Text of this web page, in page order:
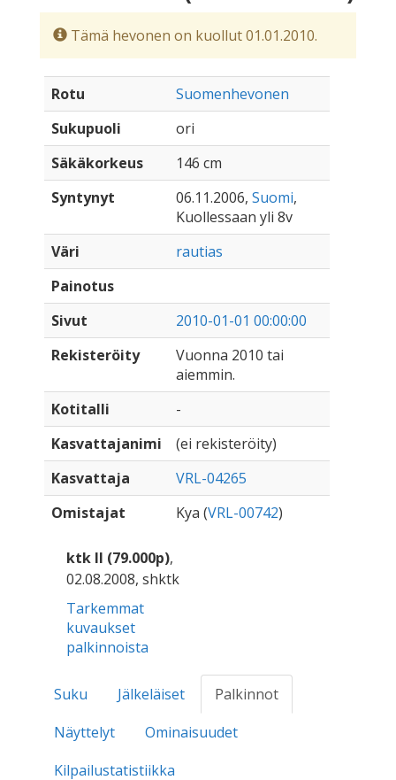
Tämä hevonen on kuollut 01.01.2010.
Rotu
Suomenhevonen
Sukupuoli
ori
Säkäkorkeus
146 cm
Syntynyt
06.11.2006, Suomi,
Kuollessaan yli 8v
Väri
rautias
Painotus
Sivut
2010-01-01 00:00:00
Rekisteröity
Vuonna 2010 tai
aiemmin.
Kotitalli
-
Kasvattajanimi
(ei rekisteröity)
Kasvattaja
VRL-04265
Omistajat
Kya (VRL-00742)
ktk II (79.000p),
02.08.2008, shktk
Tarkemmat
kuvaukset
palkinnoista
Suku Jälkeläiset
Palkinnot
Näyttelyt
Ominaisuudet
Kilpailustatistiikka